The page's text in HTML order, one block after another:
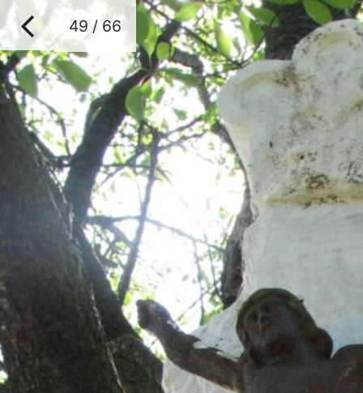
49 / 66